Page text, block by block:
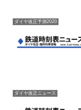
ダイヤ改正予測2020
ダイヤ改正ニュース